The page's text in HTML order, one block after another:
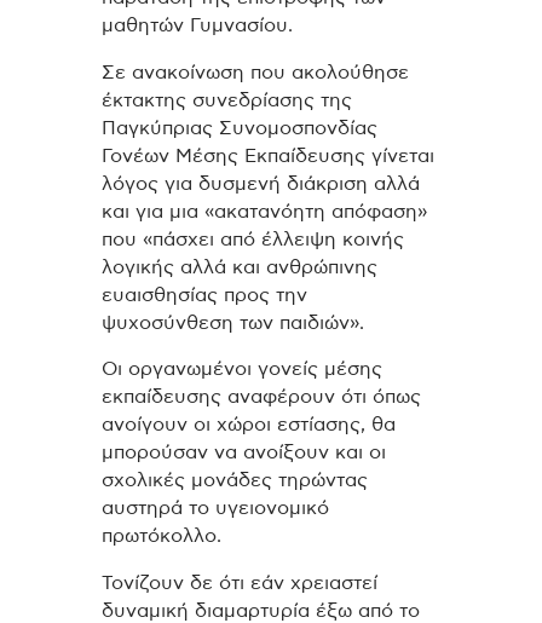
μαθητών Γυμνασίου.
Σε ανακοίνωση που ακολούθησε
έκτακτης συνεδρίασης της
Παγκύπριας Συνομοσπονδίας
Γονέων Μέσης Εκπαίδευσης γίνεται
λόγος για δυσμενή διάκριση αλλά
και για μια «ακατανόητη απόφαση»
που «πάσχει από έλλειψη κοινής
λογικής αλλά και ανθρώπινης
ευαισθησίας προς την
ψυχοσύνθεση των παιδιών».
Οι οργανωμένοι γονείς μέσης
εκπαίδευσης αναφέρουν ότι όπως
ανοίγουν οι χώροι εστίασης, θα
μπορούσαν να ανοίξουν και οι
σχολικές μονάδες τηρώντας
αυστηρά το υγειονομικό
πρωτόκολλο.
Τονίζουν δε ότι εάν χρειαστεί
δυναμική διαμαρτυρία έξω από το